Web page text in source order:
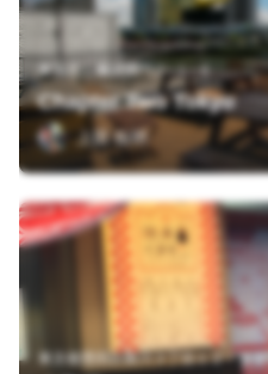
東京都台東区雷門２−１−６
Chapter Two Tokyo
上田 拓明
東京都墨田区横川３丁目１２－１４